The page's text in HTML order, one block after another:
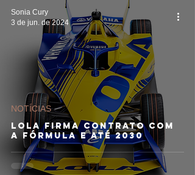
Lola firma contrato com
a Fórmula E até 2030
NOTÍCIAS
Sonia Cury
3 de jun. de 2024